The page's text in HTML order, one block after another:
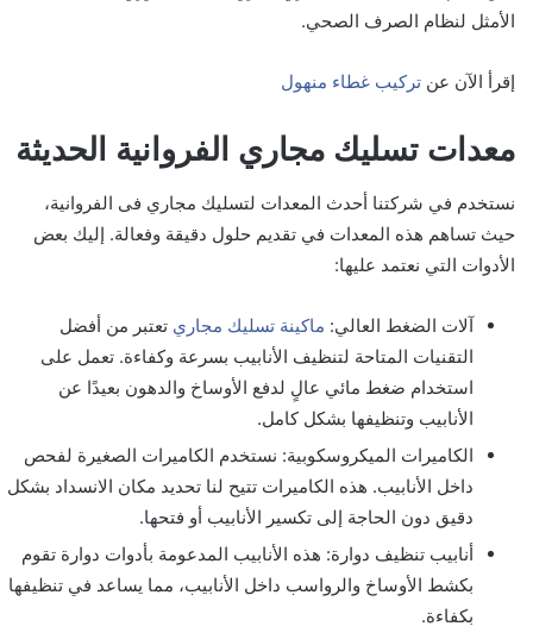
الأمثل لنظام الصرف الصحي.
إقرأ الآن عن تركيب غطاء منهول
معدات تسليك مجاري الفروانية الحديثة
نستخدم في شركتنا أحدث المعدات لتسليك مجاري فی الفروانية،
حيث تساهم هذه المعدات في تقديم حلول دقيقة وفعالة. إليك بعض
الأدوات التي نعتمد عليها:
آلات الضغط العالي: ماكينة تسليك مجاري تعتبر من أفضل
التقنيات المتاحة لتنظيف الأنابيب بسرعة وكفاءة. تعمل على
استخدام ضغط مائي عالٍ لدفع الأوساخ والدهون بعيدًا عن
الأنابيب وتنظيفها بشكل كامل.
الكاميرات الميكروسكوبية: نستخدم الكاميرات الصغيرة لفحص
داخل الأنابيب. هذه الكاميرات تتيح لنا تحديد مكان الانسداد بشكل
دقيق دون الحاجة إلى تكسير الأنابيب أو فتحها.
أنابيب تنظيف دوارة: هذه الأنابيب المدعومة بأدوات دوارة تقوم
بكشط الأوساخ والرواسب داخل الأنابيب، مما يساعد في تنظيفها
بكفاءة.